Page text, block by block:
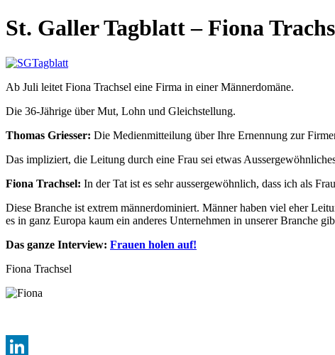
St. Galler Tagblatt – Fiona
Ab Juli leitet Fiona Trachsel eine Firma in einer Männerdomäne.
Die 36-Jährige über Mut, Lohn und Gleichstellung.
Thomas Griesser: Die Medienmitteilung über Ihre Ernennung zur
Das impliziert, die Leitung durch eine Frau sei etwas
Fiona Trachsel: In der Tat ist es sehr aussergewöhnlich, dass ich als
Diese Branche ist extrem männerdominiert. Männer haben viel eher
es in ganz Europa kaum ein anderes Unternehmen in unserer Branche
Das ganze Interview: Frauen holen auf!
Fiona Trachsel